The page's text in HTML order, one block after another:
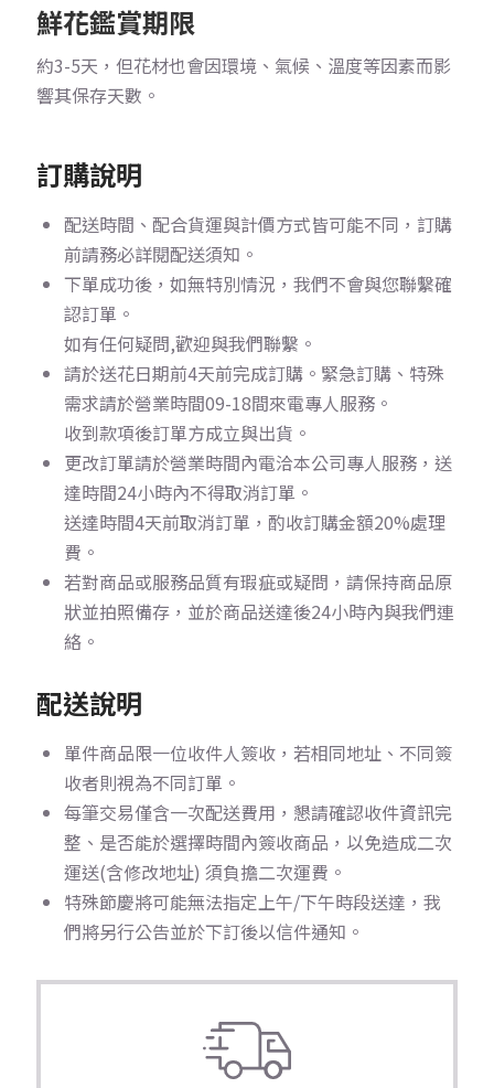
鮮花鑑賞期限
約3-5天，但花材也會因環境、氣候、溫度等因素而影
響其保存天數。
訂購說明
配送時間、配合貨運與計價方式皆可能不同，訂購
前請務必詳閱配送須知。
下單成功後，如無特別情況，我們不會與您聯繫確
認訂單。
如有任何疑問,歡迎與我們聯繫。
請於送花日期前4天前完成訂購。 緊急訂購、特殊
需求請於營業時間09-18間來電專人服務。
收到款項後訂單方成立與出貨。
更改訂單請於營業時間內電洽本公司專人服務，送
達時間24小時內不得取消訂單。
送達時間4天前取消訂單，酌收訂購金額20%處理
費。
若對商品或服務品質有瑕疵或疑問，請保持商品原
狀並拍照備存，並於商品送達後24小時內與我們連
絡。
配送說明
單件商品限一位收件人簽收，若相同地址、不同簽
收者則視為不同訂單。
每筆交易僅含一次配送費用，懇請確認收件資訊完
整、是否能於選擇時間內簽收商品，以免造成二次
運送(含修改地址) 須負擔二次運費。
特殊節慶將可能無法指定上午/下午時段送達，我
們將另行公告並於下訂後以信件通知。